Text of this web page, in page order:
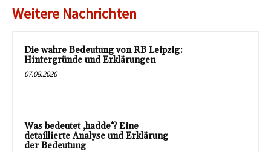
Weitere Nachrichten
Die wahre Bedeutung von RB Leipzig:
Hintergründe und Erklärungen
07.08.2026
Was bedeutet ‚hadde‘? Eine
detaillierte Analyse und Erklärung
der Bedeutung